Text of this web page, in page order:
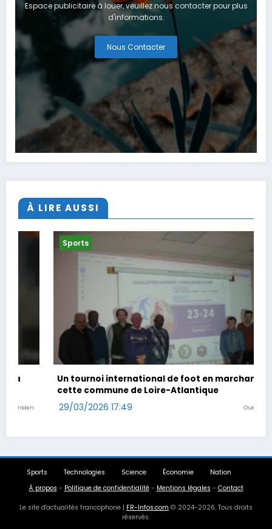
Espace publicitaire à louer, veuillez nous contacter pour plus
d'informations.
Nous Contacter
À LIRE AUSSI
Un tournoi international de foot en marchant dans
cette commune de Loire-Atlantique
29/03/2026 17:49
Sports Technologies Science Économie
Nation
À propos - Politique de confidentialité- Mentions légales - Contact
Le site d'actualités francophone | FR-Infos.com © 2024-2026. Tous droits
réservés.